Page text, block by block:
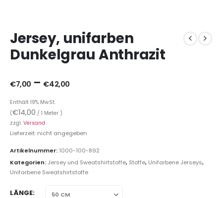
Jersey, unifarben
Dunkelgrau Anthrazit
€7,00 – €42,00
Enthält 19% MwSt.
(€14,00 / 1 Meter )
zzgl. Versand
Lieferzeit: nicht angegeben
Artikelnummer: 1000-100-892
Kategorien:Jersey und Sweatshirtstoffe, Stoffe, Unifarbene Jerseys,
Unifarbene Sweatshirtstoffe
LÄNGE